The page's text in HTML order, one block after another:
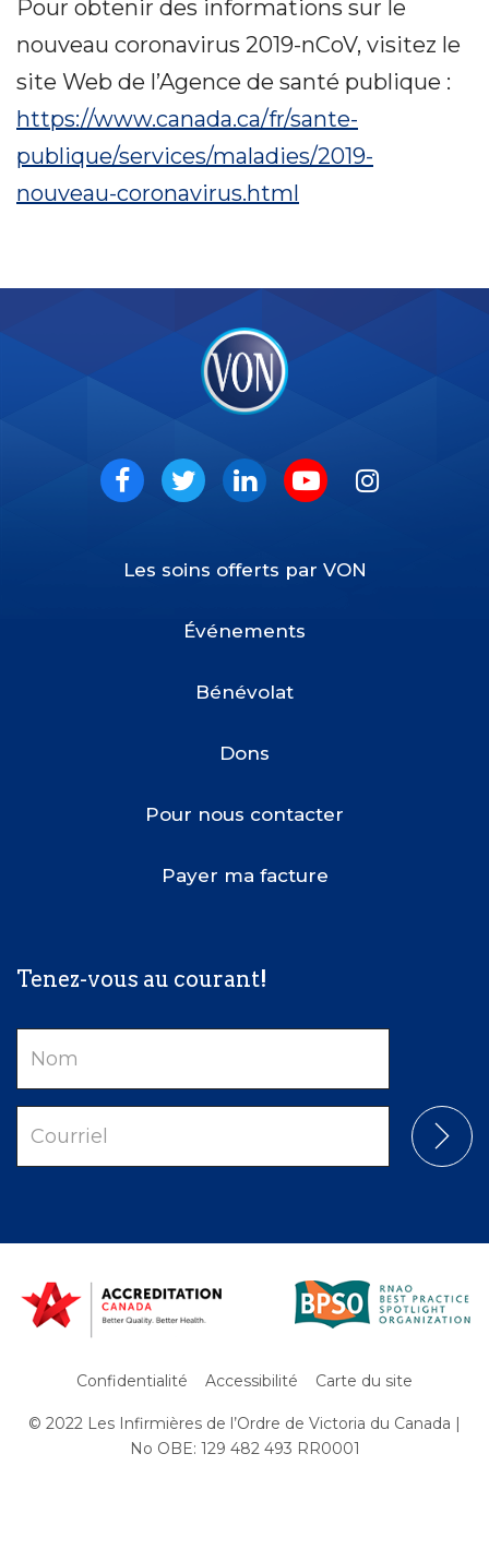
Pour obtenir des informations sur le
nouveau coronavirus 2019-nCoV, visitez le
site Web de l’Agence de santé publique :
https://www.canada.ca/fr/sante-
publique/services/maladies/2019-
nouveau-coronavirus.html
Social
Les soins offerts par VON
Événements
Bénévolat
Dons
Pour nous contacter
Payer ma facture
Tenez-vous au courant!
Nom
Courriel
Subfooter
Confidentialité Accessibilité Carte du site
© 2022 Les Infirmières de l’Ordre de Victoria du Canada |
No OBE: 129 482 493 RR0001